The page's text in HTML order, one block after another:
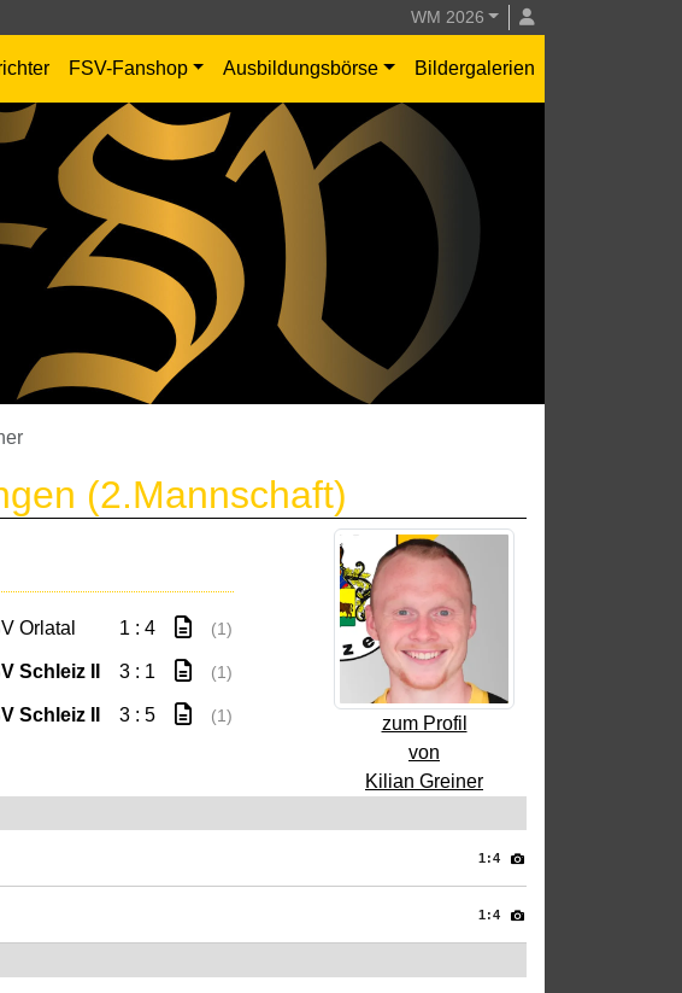
WM 2026
FSV-Fanshop Ausbildungsbörse Bildergalerien
(2.Mannschaft)
zum Profil
von
Kilian Greiner
Orlatal 1 : 4 (1)
Schleiz II 3 : 1 (1)
Schleiz II 3 : 5 (1)
1:4
1:4